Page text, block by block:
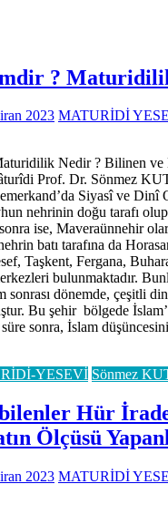
?
2023 MATURİDİ
Nedir ? Bilinen ve
Prof. Dr. Sönmez
Siyasî ve Dinî
nehrinin doğu tarafı
ise, Maveraünnehir
batı tarafına da
Taşkent, Fergana,
bulunmaktadır.
sonrası dönemde, çeşitli
Bu şehir bölgede
süre sonra, İslam
YESEVİ Sönmez
Hür
Ölçüsü
2023 MATURİDİ